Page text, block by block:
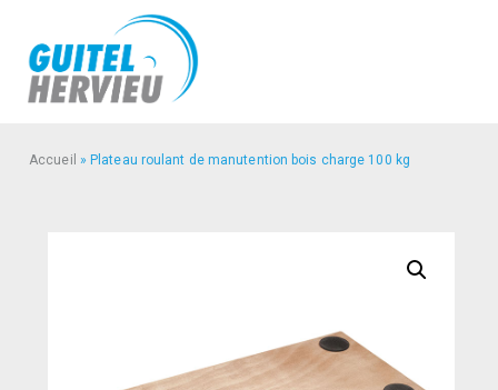
Accueil » Plateau roulant de manutention bois charge 100 kg